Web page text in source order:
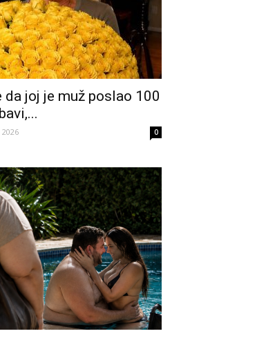
da joj je muž poslao 100
0